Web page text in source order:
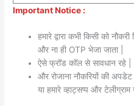
Important Notice :
हमारे द्वारा कभी किसी को
और ना ही OTP भेजा जाता |
ऐसे फ्रॉड कॉल से सावधान रहे |
और रोजाना नौकरियों की
या हमारे व्हाट्सप्प और